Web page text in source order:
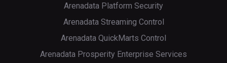
Arenadata Platform Security
Arenadata Streaming Control
Arenadata QuickMarts Control
Arenadata Prosperity Enterprise Services